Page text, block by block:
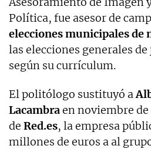
Política, fue asesor de
elecciones municipales de
las elecciones generales
según su currículum.
El politólogo sustituyó a
Lacambraen noviembre
de Red.es, la empresa
millones de euros a al